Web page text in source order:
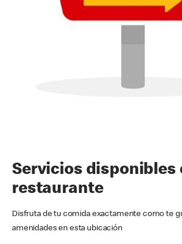
Servicios disponibles
restaurante
Disfruta de tu comida exactamente como te
amenidades en esta ubicación